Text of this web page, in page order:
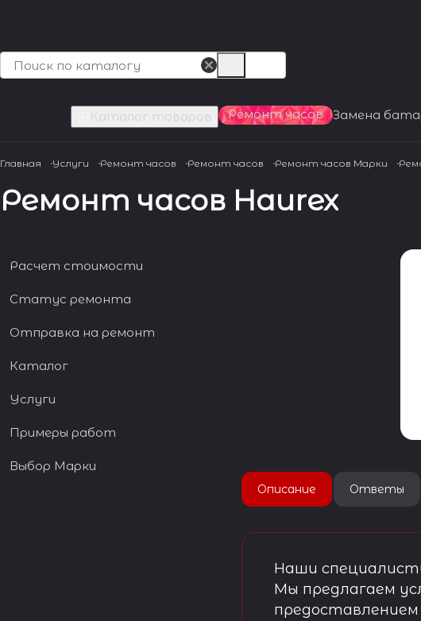
Каталог товаров Ремонт часов Замена
Главная Услуги Ремонт часов Ремонт часов Ремонт часов Марки
Ремонт часов Haurex
Описание Ответы
Наши
Мы предлагаем
Расчет стоимости
Статус ремонта
Отправка на ремонт
Каталог
Услуги
Примеры работ
Выбор Марки